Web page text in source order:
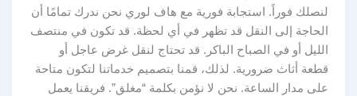
لنصلك فوراً. استجابة فورية مع هاف لوري نحن ندرك تمامًا أن
الحاجة إلى النقل قد تظهر في أي لحظة. قد تكون في منتصف
الليل أو في الصباح الباكر. قد تحتاج لنقل غرض عاجل أو
قطعة أثاث ضرورية. لذلك، قمنا بتصميم خدماتنا لتكون متاحة
على مدار الساعة. نحن لا نؤمن بكلمة “مغلق”. فريقنا يعمل